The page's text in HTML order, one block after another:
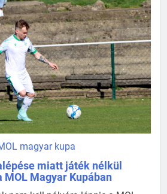
magyar kupa
miatt játék nélkül
Magyar Kupában